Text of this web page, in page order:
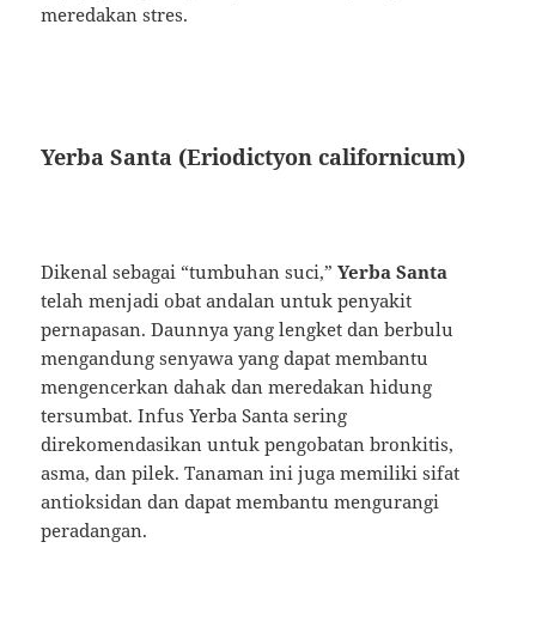
meredakan stres.
Yerba Santa (Eriodictyon californicum)
Dikenal sebagai “tumbuhan suci,”Yerba Santa
telah menjadi obat andalan untuk penyakit
pernapasan. Daunnya yang lengket dan berbulu
mengandung senyawa yang dapat membantu
mengencerkan dahak dan meredakan hidung
tersumbat. Infus Yerba Santa sering
direkomendasikan untuk pengobatan bronkitis,
asma, dan pilek. Tanaman ini juga memiliki sifat
antioksidan dan dapat membantu mengurangi
peradangan.